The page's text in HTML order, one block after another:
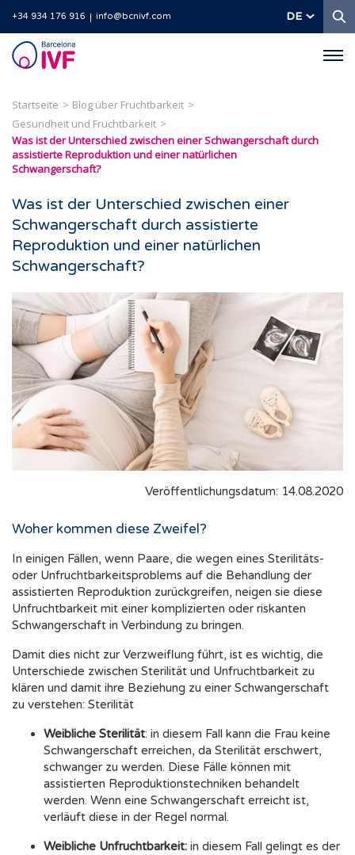
+34 934 176 916 info@bcnivf.com DE
Barcelona
IVF
Startseite
Blog über Fruchtbarkeit
Gesundheit und Fruchtbarkeit
Was ist der Unterschied zwischen einer Schwangerschaft durch
assistierte Reproduktion und einer natürlichen
Schwangerschaft?
Was ist der Unterschied zwischen einer
Schwangerschaft durch assistierte
Reproduktion und einer natürlichen
Schwangerschaft?
Veröffentlichungsdatum: 14.08.2020
Woher kommen diese Zweifel?
In einigen Fällen, wenn Paare, die wegen eines Sterilitäts-
oder Unfruchtbarkeitsproblems auf die Behandlung der
assistierten Reproduktion zurückgreifen, neigen sie diese
Unfruchtbarkeit mit einer komplizierten oder riskanten
Schwangerschaft in Verbindung zu bringen.
Damit dies nicht zur Verzweiflung führt, ist es wichtig, die
Unterschiede zwischen Sterilität und Unfruchtbarkeit zu
klären und damit ihre Beziehung zu einer Schwangerschaft
zu verstehen: Sterilität
Weibliche Sterilität: in diesem Fall kann die Frau keine
Schwangerschaft erreichen, da Sterilität erschwert,
schwanger zu werden. Diese Fälle können mit
assistierten Reproduktionstechniken behandelt
werden. Wenn eine Schwangerschaft erreicht ist,
verläuft diese in der Regel normal.
Weibliche Unfruchtbarkeit: in diesem Fall gelingt es der